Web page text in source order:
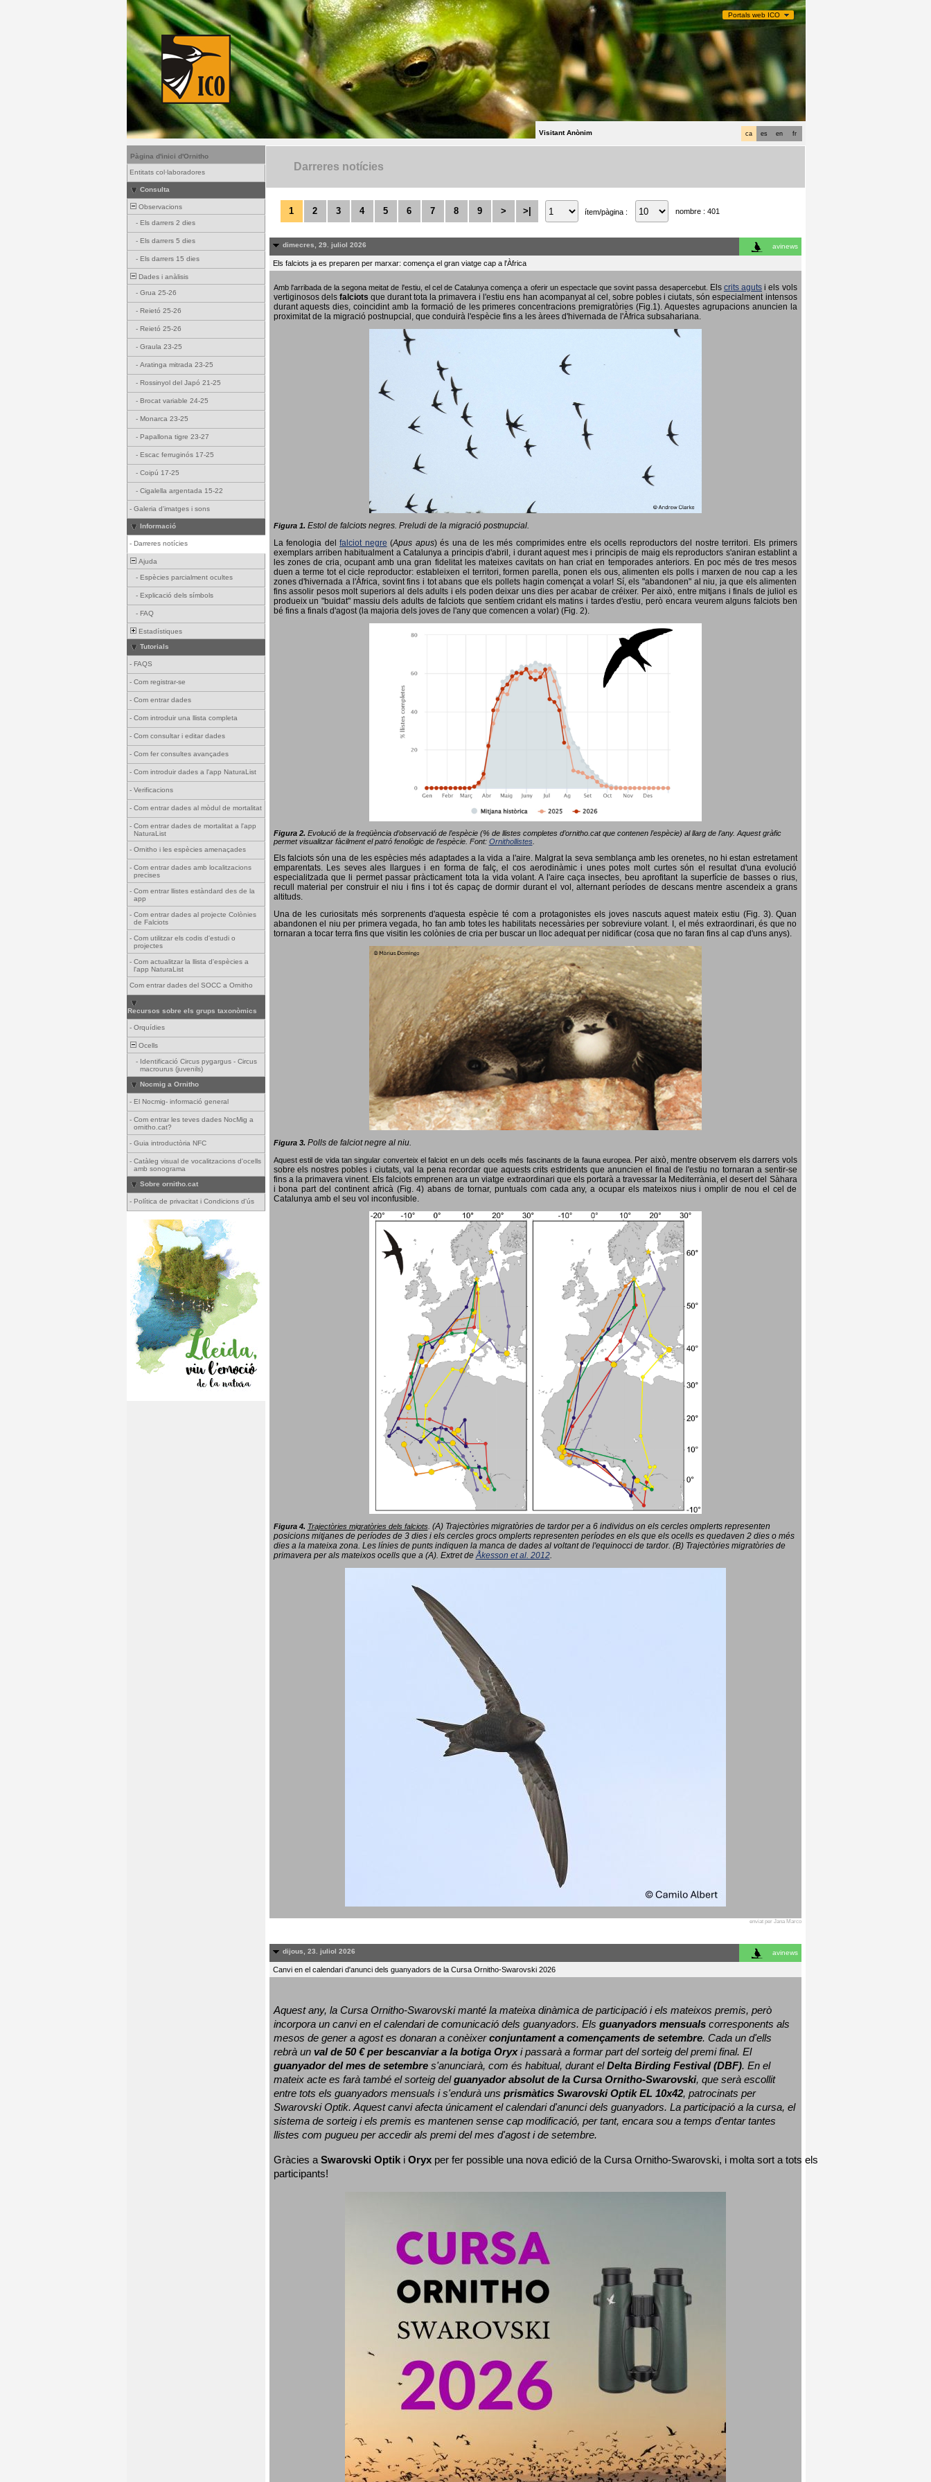
Portals web ICO
fr
en
es
ca
Visitant Anònim
Pàgina d'inici d'Ornitho
Entitats col·laboradores
Consulta
Observacions
- Els darrers 2 dies
- Els darrers 5 dies
- Els darrers 15 dies
Dades i anàlisis
- Grua 25-26
- Reietó 25-26
- Reietó 25-26
- Graula 23-25
- Aratinga mitrada 23-25
- Rossinyol del Japó 21-25
- Brocat variable 24-25
- Monarca 23-25
- Papallona tigre 23-27
- Escac ferruginós 17-25
- Coipú 17-25
- Cigalella argentada 15-22
- Galeria d'imatges i sons
Informació
- Darreres notícies
Ajuda
- Espècies parcialment ocultes
- Explicació dels símbols
- FAQ
Estadístiques
Tutorials
- FAQS
- Com registrar-se
- Com entrar dades
- Com introduir una llista completa
- Com consultar i editar dades
- Com fer consultes avançades
- Com introduir dades a l'app NaturaList
- Verificacions
- Com entrar dades al mòdul de mortalitat
- Com entrar dades de mortalitat a l'app
NaturaList
- Ornitho i les espècies amenaçades
- Com entrar dades amb localitzacions
precises
- Com entrar llistes estàndard des de la
app
- Com entrar dades al projecte Colònies
de Falciots
- Com utilitzar els codis d'estudi o
projectes
- Com actualitzar la llista d'espècies a
l'app NaturaList
Com entrar dades del SOCC a Ornitho
Recursos sobre els grups taxonòmics
- Orquídies
Ocells
- Identificació Circus pygargus - Circus
macrourus (juvenils)
Nocmig a Ornitho
- El Nocmig- informació general
- Com entrar les teves dades NocMig a
ornitho.cat?
- Guia introductòria NFC
- Catàleg visual de vocalitzacions d'ocells
amb sonograma
Sobre ornitho.cat
- Política de privacitat i Condicions d'ús
Darreres notícies
1 2 3 4 5 6 7 8 9 > >| ítem/pàgina : nombre : 401
dimecres, 29. juliol 2026 avinews
Els falciots ja es preparen per marxar: comença el gran viatge cap a l'Àfrica
Amb l'arribada de la segona meitat de l'estiu, el cel de Catalunya comença a oferir un espectacle que sovint passa desapercebut. Els crits aguts i els vols
vertiginosos dels falciots que durant tota la primavera i l'estiu ens han acompanyat al cel, sobre pobles i ciutats, són especialment intensos
durant aquests dies, coincidint amb la formació de les primeres concentracions premigratòries (Fig.1). Aquestes agrupacions anuncien la
proximitat de la migració postnupcial, que conduirà l'espècie fins a les àrees d'hivernada de l'Àfrica subsahariana.
Figura 1. Estol de falciots negres. Preludi de la migració postnupcial.
La fenologia delfalciot negre (Apus apus) és una de les més comprimides entre els ocells reproductors del nostre territori. Els primers
exemplars arriben habitualment a Catalunya a principis d'abril, i durant aquest mes i principis de maig els reproductors s'aniran establint a
les zones de cria, ocupant amb una gran fidelitat les mateixes cavitats on han criat en temporades anteriors. En poc més de tres mesos
duen a terme tot el cicle reproductor: estableixen el territori, formen parella, ponen els ous, alimenten els polls i marxen de nou cap a les
zones d'hivernada a l'Àfrica, sovint fins i tot abans que els pollets hagin començat a volar! Sí, els "abandonen" al niu, ja que els alimenten
fins assolir pesos molt superiors al dels adults i els poden deixar uns dies per acabar de créixer. Per això, entre mitjans i finals de juliol es
produeix un "buidat" massiu dels adults de falciots que sentíem cridant els matins i tardes d'estiu, però encara veurem alguns falciots ben
bé fins a finals d'agost (la majoria dels joves de l'any que comencen a volar) (Fig. 2).
Figura 2. Evolució de la freqüència d’observació de l’espècie (% de llistes completes d’ornitho.cat que contenen l’espècie) al llarg de l’any. Aquest gràfic
permet visualitzar fàcilment el patró fenològic de l’espècie. Font: Ornithollistes.
Els falciots són una de les espècies més adaptades a la vida a l'aire. Malgrat la seva semblança amb les orenetes, no hi estan estretament
emparentats. Les seves ales llargues i en forma de falç, el cos aerodinàmic i unes potes molt curtes són el resultat d'una evolució
especialitzada que li permet passar pràcticament tota la vida volant. A l'aire caça insectes, beu aprofitant la superfície de basses o rius,
recull material per construir el niu i fins i tot és capaç de dormir durant el vol, alternant períodes de descans mentre ascendeix a grans
altituds.
Una de les curiositats més sorprenents d'aquesta espècie té com a protagonistes els joves nascuts aquest mateix estiu (Fig. 3). Quan
abandonen el niu per primera vegada, ho fan amb totes les habilitats necessàries per sobreviure volant. I, el més extraordinari, és que no
tornaran a tocar terra fins que visitin les colònies de cria per buscar un lloc adequat per nidificar (cosa que no faran fins al cap d'uns anys).
Figura 3. Polls de falciot negre al niu.
Aquest estil de vida tan singular converteix el falciot en un dels ocells més fascinants de la fauna europea. Per això, mentre observem els darrers vols
sobre els nostres pobles i ciutats, val la pena recordar que aquests crits estridents que anuncien el final de l'estiu no tornaran a sentir-se
fins a la primavera vinent. Els falciots emprenen ara un viatge extraordinari que els portarà a travessar la Mediterrània, el desert del Sàhara
i bona part del continent africà (Fig. 4) abans de tornar, puntuals com cada any, a ocupar els mateixos nius i omplir de nou el cel de
Catalunya amb el seu vol inconfusible.
Figura 4. Trajectòries migratòries dels falciots. (A) Trajectòries migratòries de tardor per a 6 individus on els cercles omplerts representen
posicions mitjanes de períodes de 3 dies i els cercles grocs omplerts representen períodes en els que els ocells es quedaven 2 dies o més
dies a la mateixa zona. Les línies de punts indiquen la manca de dades al voltant de l'equinocci de tardor. (B) Trajectòries migratòries de
primavera per als mateixos ocells que a (A). Extret deÅkesson et al. 2012.
enviat per Jana Marco
dijous, 23. juliol 2026 avinews
Canvi en el calendari d'anunci dels guanyadors de la Cursa Ornitho-Swarovski 2026
Aquest any, la Cursa Ornitho-Swarovski manté la mateixa dinàmica de participació i els mateixos premis, però
incorpora un canvi en el calendari de comunicació dels guanyadors. Els guanyadors mensuals corresponents als
mesos de gener a agost es donaran a conèixer conjuntament a començaments de setembre. Cada un d'ells
rebrà un val de 50 € per bescanviar a la botiga Oryx i passarà a formar part del sorteig del premi final.
El
guanyador del mes de setembre s'anunciarà, com és habitual, durant el Delta Birding Festival (DBF). En el
mateix acte es farà també el sorteig del guanyador absolut de la Cursa Ornitho-Swarovski, que serà escollit
entre tots els guanyadors mensuals i s'endurà uns prismàtics Swarovski Optik EL 10x42, patrocinats per
Swarovski Optik. Aquest canvi afecta únicament el calendari d'anunci dels guanyadors. La participació a la cursa, el
sistema de sorteig i els premis es mantenen sense cap modificació, per tant, encara sou a temps d'entar tantes
llistes com pugueu per accedir als premi del mes d'agost i de setembre.
Gràcies a Swarovski Optik i Oryx per fer possible una nova edició de la Cursa Ornitho-Swarovski, i molta sort a tots els
participants!